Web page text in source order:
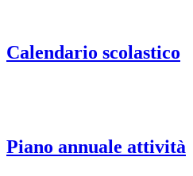
Calendario scolastico
Piano annuale attività